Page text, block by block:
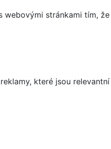
stránkami tím,
které jsou